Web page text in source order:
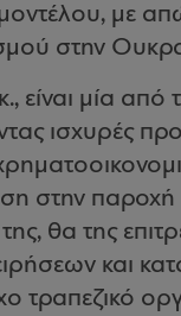
με
στην
είναι μία
ισχυρές
στην
θα της
και
τραπεζικό